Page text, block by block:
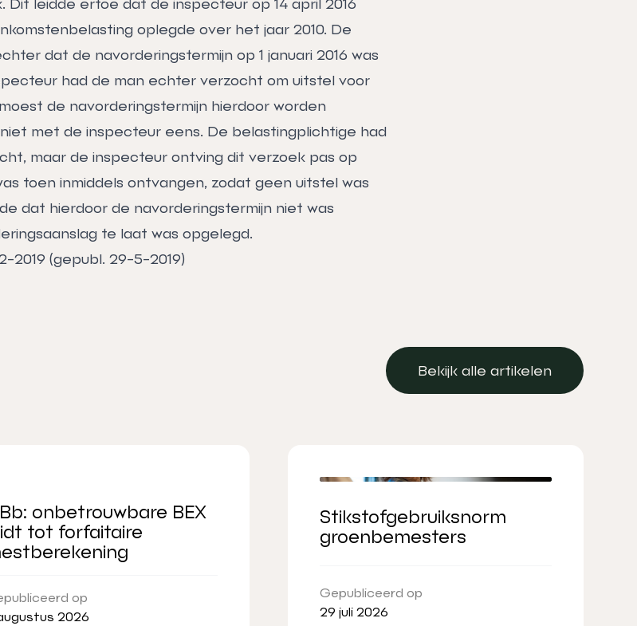
Dit leidde ertoe dat de inspecteur op 14 april 2016
oplegde over het jaar 2010. De
dat de navorderingstermijn op 1 januari 2016 was
had de man echter verzocht om uitstel voor
de navorderingstermijn hierdoor worden
met de inspecteur eens. De belastingplichtige had
maar de inspecteur ontving dit verzoek pas op
toen inmiddels ontvangen, zodat geen uitstel was
dat hierdoor de navorderingstermijn niet was
te laat was opgelegd.
2019 (gepubl. 29-5-2019)
Bekijk alle artikelen
Bekijk alle artikelen
onbetrouwbare BEX
tot forfaitaire
op
2026
Stikstofgebruiksnorm
groenbemesters
Gepubliceerd op
29 juli 2026